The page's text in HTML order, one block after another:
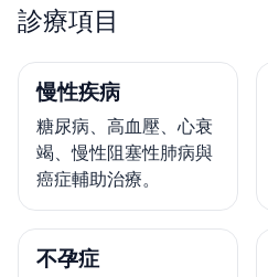
診療項目
慢性疾病
糖尿病、高血壓、心衰
竭、慢性阻塞性肺病與
癌症輔助治療。
不孕症